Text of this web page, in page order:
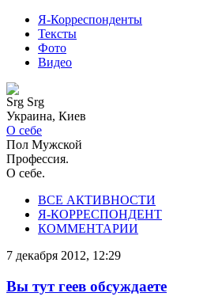
Я-Корреспонденты
Тексты
Фото
Видео
Srg Srg
Украина, Киев
О себе
Пол Мужской
Профессия.
О себе.
ВСЕ АКТИВНОСТИ
Я-КОРРЕСПОНДЕНТ
КОММЕНТАРИИ
7 декабря 2012, 12:29
Вы тут геев обсуждаете